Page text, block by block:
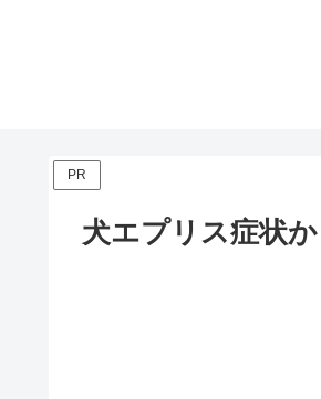
PR
犬エプリス症状